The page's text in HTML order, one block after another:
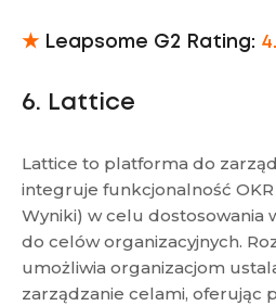
★ Leapsome G2 Rating:
6. Lattice
Lattice to platforma do
integruje funkcjonalność
Wyniki) w celu dostosowania
do celów organizacyjnych.
umożliwia organizacjom
zarządzanie celami, oferując